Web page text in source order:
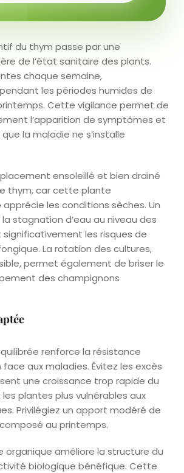
du thym passe par une
de l’état sanitaire des plants.
chaque semaine,
les périodes humides de
Cette vigilance permet de
l’apparition de symptômes et
la maladie ne s’installe
ensoleillé et bien drainé
thym, car cette plante
les conditions sèches. Un
stagnation d’eau au niveau des
significativement les risques de
La rotation des cultures,
permet également de briser le
des champignons
renforce la résistance
aux maladies. Évitez les excès
une croissance trop rapide du
plantes plus vulnérables aux
Privilégiez un apport modéré de
au printemps.
organique améliore la structure du
biologique bénéfique. Cette